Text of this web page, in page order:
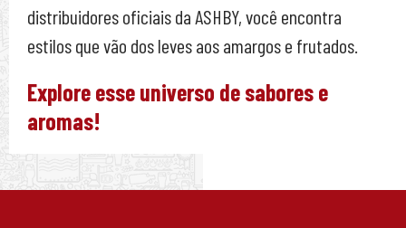
distribuidores oficiais da ASHBY, você encontra
estilos que vão dos leves aos amargos e frutados.
Explore esse universo de sabores e
aromas!